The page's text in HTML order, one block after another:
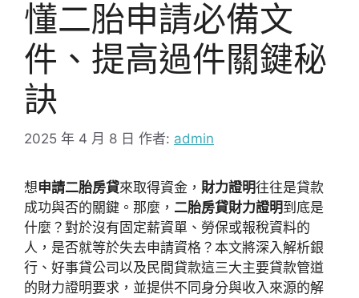
懂二胎申請必備文
件、提高過件關鍵秘
訣
2025 年 4 月 8 日 作者: admin
想申請二胎房貸來取得資金， 財力證明往往是貸款
成功與否的關鍵。那麼， 二胎房貸財力證明到底是
什麼？對於沒有固定薪資單、勞保或報稅資料的
人，是否就等於失去申請資格？本文將深入解析銀
行、好事貸公司以及民間貸款這三大主要貸款管道
的財力證明要求，並提供不同身分與收入來源的解